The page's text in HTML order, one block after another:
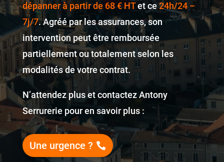
dépanner à partir de 68 € HTet ce 24h/24 –
7j/7. Agréé par les assurances, son
intervention peut être remboursée
partiellement ou totalement selon les
modalités de votre contrat.
N’attendez plus et contactez Antony
Serrurerie pour en savoir plus :
Une urgence ?